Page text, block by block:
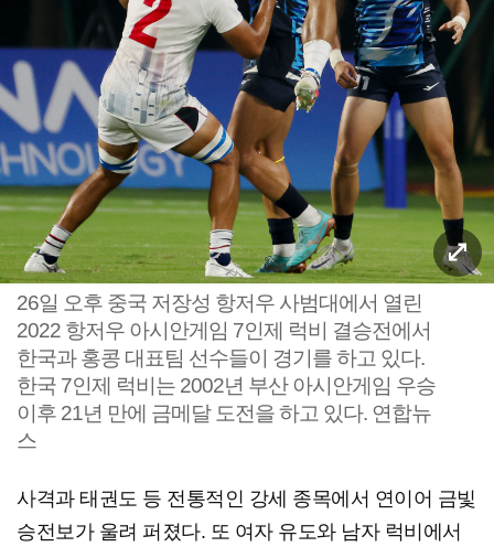
26일 오후 중국 저장성 항저우 사범대에서 열린
2022 항저우 아시안게임 7인제 럭비 결승전에서
한국과 홍콩 대표팀 선수들이 경기를 하고 있다.
한국 7인제 럭비는 2002년 부산 아시안게임 우승
이후 21년 만에 금메달 도전을 하고 있다. 연합뉴
스
사격과 태권도 등 전통적인 강세 종목에서 연이어 금빛
승전보가 울려 퍼졌다. 또 여자 유도와 남자 럭비에서